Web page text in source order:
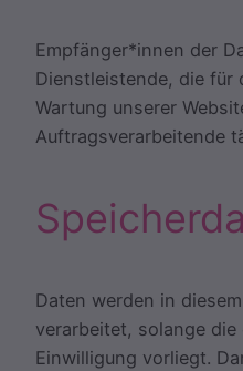
Empfänger*innen der
Dienstleistende, die für
Wartung unserer
Auftragsverarbeitende
Daten werden in
verarbeitet, solange
Einwilligung vorliegt.